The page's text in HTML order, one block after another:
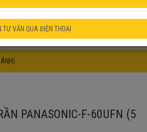
PANASONIC-F-60UFN (5
TƯ VẤN QUA ĐIỆN THOẠI